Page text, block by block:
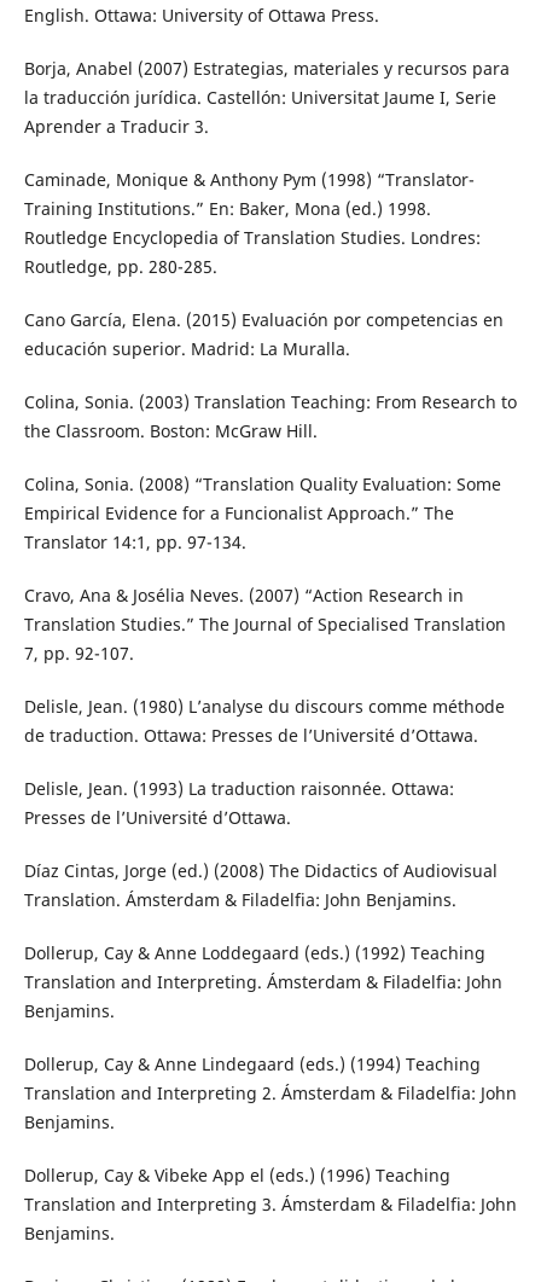
English. Ottawa: University of Ottawa Press.
Borja, Anabel (2007) Estrategias, materiales y recursos para
la traducción jurídica. Castellón: Universitat Jaume I, Serie
Aprender a Traducir 3.
Caminade, Monique & Anthony Pym (1998) “Translator-
Training Institutions.” En: Baker, Mona (ed.) 1998.
Routledge Encyclopedia of Translation Studies. Londres:
Routledge, pp. 280-285.
Cano García, Elena. (2015) Evaluación por competencias en
educación superior. Madrid: La Muralla.
Colina, Sonia. (2003) Translation Teaching: From Research to
the Classroom. Boston: McGraw Hill.
Colina, Sonia. (2008) “Translation Quality Evaluation: Some
Empirical Evidence for a Funcionalist Approach.” The
Translator 14:1, pp. 97-134.
Cravo, Ana & Josélia Neves. (2007) “Action Research in
Translation Studies.” The Journal of Specialised Translation
7, pp. 92-107.
Delisle, Jean. (1980) L’analyse du discours comme méthode
de traduction. Ottawa: Presses de l’Université d’Ottawa.
Delisle, Jean. (1993) La traduction raisonnée. Ottawa:
Presses de l’Université d’Ottawa.
Díaz Cintas, Jorge (ed.) (2008) The Didactics of Audiovisual
Translation. Ámsterdam & Filadelfia: John Benjamins.
Dollerup, Cay & Anne Loddegaard (eds.) (1992) Teaching
Translation and Interpreting. Ámsterdam & Filadelfia: John
Benjamins.
Dollerup, Cay & Anne Lindegaard (eds.) (1994) Teaching
Translation and Interpreting 2. Ámsterdam & Filadelfia: John
Benjamins.
Dollerup, Cay & Vibeke App el (eds.) (1996) Teaching
Translation and Interpreting 3. Ámsterdam & Filadelfia: John
Benjamins.